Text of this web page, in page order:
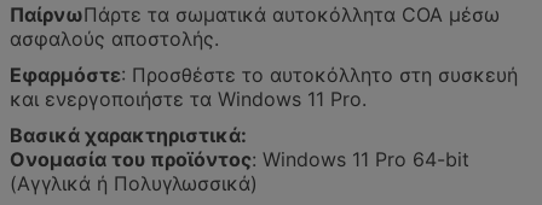
ΠαίρνωΠάρτε τα σωματικά αυτοκόλλητα COA μέσω
ασφαλούς αποστολής.
Εφαρμόστε: Προσθέστε το αυτοκόλλητο στη συσκευή
και ενεργοποιήστε τα Windows 11 Pro.
Βασικά χαρακτηριστικά:
Ονομασία του προϊόντος: Windows 11 Pro 64-bit
(Αγγλικά ή Πολυγλωσσικά)